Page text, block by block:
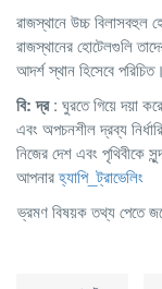
রাজস্থানে উচ্চ বিলাসবহুল
রাজস্থানের হোটেলগুলি
আদর্শ স্থান হিসেবে পরিচিত।
বি: দ্র: ঘুরতে গিয়ে দয়া
এবং অপচনশীল দ্রব্য
নিজের দেশ এবং পৃথিবীকে
আপনারহ্যাপি_ট্রাভেলিং
ভ্রমণ বিষয়ক তথ্য পেতে